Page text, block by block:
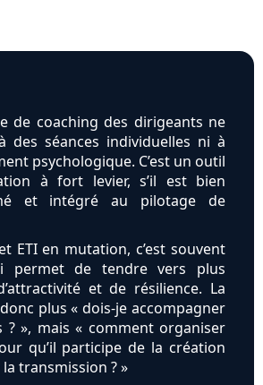
de coaching des dirigeants ne
des séances individuelles ni à
psychologique. C’est un outil
à fort levier, s’il est bien
et intégré au pilotage de
ETI en mutation, c’est souvent
permet de tendre vers plus
et de résilience. La
plus « dois-je accompagner
? », mais « comment organiser
qu’il participe de la création
transmission ? »